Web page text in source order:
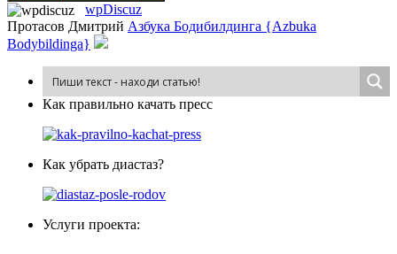
wpDiscuz
Протасов Дмитрий Азбука Бодибилдинга {Azbuka
Bodybildinga}
Как пра­виль­но ка­чать пресс
Как убрать диастаз?
Услуги проекта: